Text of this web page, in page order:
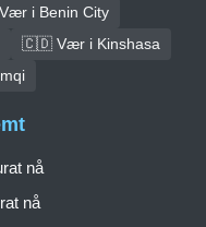
i Benin City
🇨🇩 Vær i Kinshasa
nå
nå